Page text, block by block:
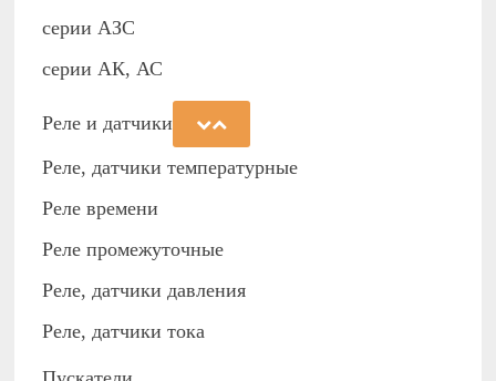
cерии АЗС
серии АК, АС
Реле и датчики
Реле, датчики температурные
Реле времени
Реле промежуточные
Реле, датчики давления
Реле, датчики тока